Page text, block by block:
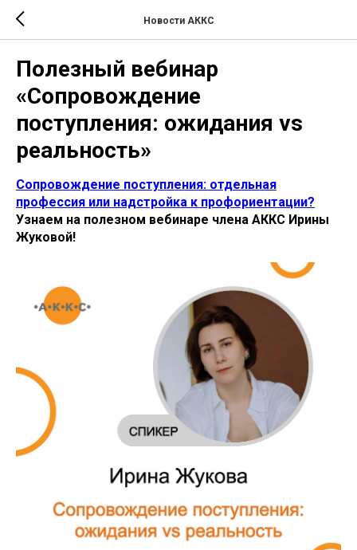
Новости АККС
Полезный вебинар
«Сопровождение
поступления: ожидания vs
реальность»
Сопровождение поступления: отдельная
профессия или надстройка к профориентации?
Узнаем на полезном вебинаре члена АККС Ирины
Жуковой!